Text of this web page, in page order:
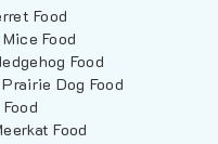
Food
Food
Food
Dog Food
Food